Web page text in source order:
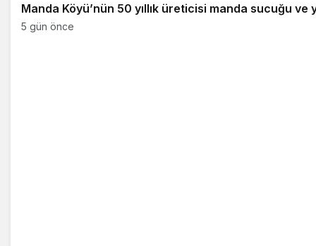
Manda Köyü’nün 50 yıllık üreticisi manda sucuğu
5 gün önce